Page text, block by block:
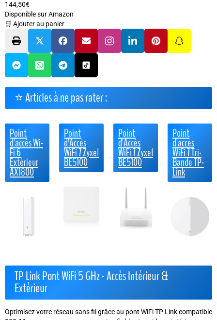
144,50€
Disponible sur Amazon
🛒 Ajouter au panier
⭐ Articles à ne pas rater :
Point
d'accès Wi-
Fi 6
Extérieur
AX1800
Point
d’Accès
WiFi 7 Zyxel
BE5100
Point
d'Accès
WiFi 7 Zyxel
BE5100
Point
d'accès
WiFi 7 Tri-
Bande TP-
Link
TP Link Pont WiFi 5 GHz - Accès Intérieur &
Extérieur
Optimisez votre réseau sans fil grâce au pont WiFi TP Link compatible